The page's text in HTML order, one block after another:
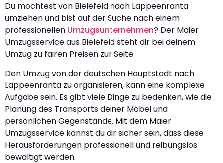
Du möchtest von Bielefeld nach Lappeenranta
umziehen und bist auf der Suche nach einem
professionellen Umzugsunternehmen? Der Maier
Umzugsservice aus Bielefeld steht dir bei deinem
Umzug zu fairen Preisen zur Seite.
Den Umzug von der deutschen Hauptstadt nach
Lappeenranta zu organisieren, kann eine komplexe
Aufgabe sein. Es gibt viele Dinge zu bedenken, wie die
Planung des Transports deiner Möbel und
persönlichen Gegenstände. Mit dem Maier
Umzugsservice kannst du dir sicher sein, dass diese
Herausforderungen professionell und reibungslos
bewältigt werden.